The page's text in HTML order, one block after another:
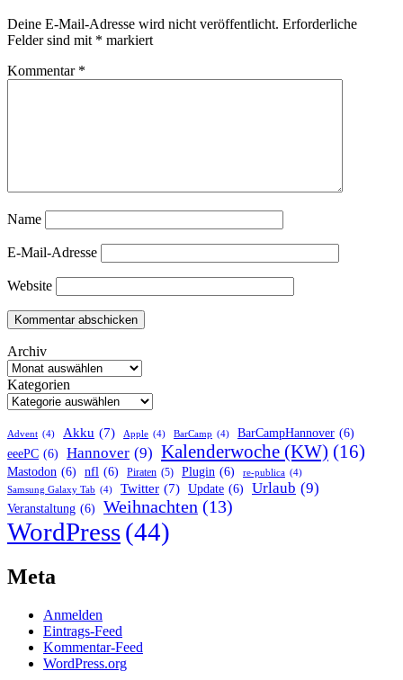
Deine E-Mail-Adresse wird nicht veröffentlicht. Erforderliche
Felder sind mit * markiert
Kommentar *
Name
E-Mail-Adresse
Website
Archiv
Kategorien
Advent (4) Akku (7) Apple (4) BarCamp (4) BarCampHannover (6)
eeePC (6) Hannover (9) Kalenderwoche (KW) (16)
Mastodon (6) nfl (6) Piraten (5) Plugin (6) re-publica (4)
Samsung Galaxy Tab (4) Twitter (7) Update (6) Urlaub (9)
Veranstaltung (6) Weihnachten (13)
WordPress(44)
Meta
Anmelden
Eintrags-Feed
Kommentar-Feed
WordPress.org